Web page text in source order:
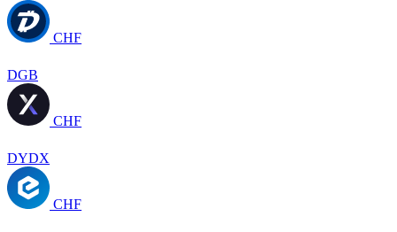
CHF
DGB
CHF
DYDX
CHF